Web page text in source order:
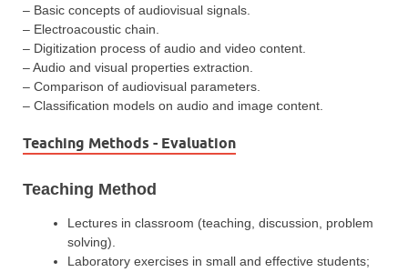
– Basic concepts of audiovisual signals.
– Electroacoustic chain.
– Digitization process of audio and video content.
– Audio and visual properties extraction.
– Comparison of audiovisual parameters.
– Classification models on audio and image content.
Teaching Methods - Evaluation
Teaching Method
Lectures in classroom (teaching, discussion, problem
solving).
Laboratory exercises in small and effective students;